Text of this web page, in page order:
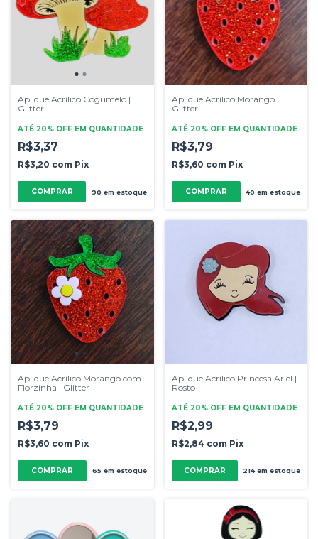
Aplique Acrílico Cogumelo |
Glitter
ATÉ 20% OFF EM QUANTIDADE
R$3,37
R$3,20 com Pix
COMPRAR 90 em estoque
Aplique Acrílico Morango |
Glitter
ATÉ 20% OFF EM QUANTIDADE
R$3,79
R$3,60 com Pix
COMPRAR 40 em estoque
Aplique Acrílico Morango com
Florzinha | Glitter
ATÉ 20% OFF EM QUANTIDADE
R$3,79
R$3,60 com Pix
COMPRAR 65 em estoque
Aplique Acrílico Princesa Ariel |
Rosto
ATÉ 20% OFF EM QUANTIDADE
R$2,99
R$2,84 com Pix
COMPRAR 214em estoque